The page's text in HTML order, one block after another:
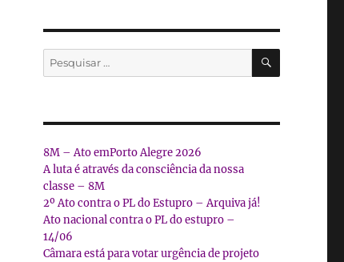
Pesquisar
por:
8M – Ato emPorto Alegre 2026
A luta é através da consciência da nossa
classe – 8M
2º Ato contra o PL do Estupro – Arquiva já!
Ato nacional contra o PL do estupro –
14/06
Câmara está para votar urgência de projeto